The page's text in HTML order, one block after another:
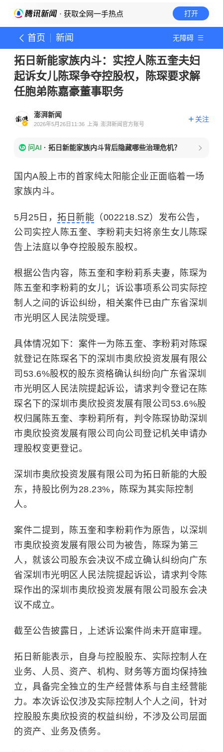
· 获取全网一手热点 打开
首页 新闻 无障碍
拓日新能家族内斗：实控人陈五奎夫妇
起诉女儿陈琛争夺控股权，陈琛要求解
任胞弟陈嘉豪董事职务
澎湃新闻
2026年5月26日11:36 上海 澎湃新闻官方账号
关注
问AI · 拓日新能家族内斗背后隐藏哪些治理危机？
国内A股上市的首家纯太阳能企业正面临着一场
家族内斗。
5月25日， 拓日新能 （002218.SZ）发布公告，
公司实控人陈五奎、李粉莉夫妇将亲生女儿陈琛
告上法庭以争夺控股股东股权。
根据公告内容，陈五奎和李粉莉系夫妻，陈琛为
陈五奎和李粉莉的女儿；诉讼事项系公司实际控
制人之间的诉讼纠纷，相关案件已由广东省深圳
市光明区人民法院受理。
具体情况如下： 案件一为陈五奎、李粉莉对陈琛
就登记在陈琛名下的深圳市奥欣投资发展有限公
司53.6%股权的股东资格确认纠纷向广东省深圳
市光明区人民法院提起诉讼，请求判令登记在陈
琛名下的深圳市奥欣投资发展有限公司53.6%股
权归属陈五奎、李粉莉所有，判令陈琛协助深圳
市奥欣投资发展有限公司向公司登记机关申请办
理股权变更登记。
深圳市奥欣投资发展有限公司为拓日新能的大股
东，持股比例为28.23%，陈琛为其实际控制
人。
案件二提到，陈五奎和李粉莉作为原告，以深圳
市奥欣投资发展有限公司为被告，陈琛为第三
人，就该公司股东会决议不成立确认纠纷向广东
省深圳市光明区人民法院提起诉讼，请求判令陈
琛作出的深圳市奥欣投资发展有限公司股东会决
议不成立。
截至公告披露日，上述诉讼案件尚未开庭审理。
拓日新能表示，自身与控股股东、实际控制人在
业务、人员、资产、机构、财务等方面均保持独
立，具备完全独立的生产经营体系与自主经营能
力。本次诉讼仅涉及实际控制人个人之间，针对
控股股东奥欣投资的权益纠纷，不涉及公司层面
的资产、业务及债务。